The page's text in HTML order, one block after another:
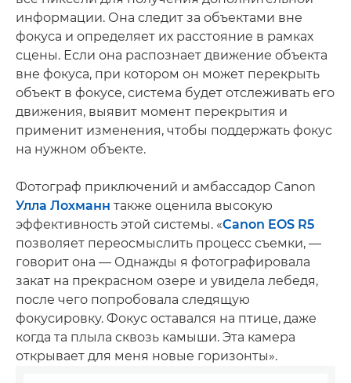
информации. Она следит за объектами вне
фокуса и определяет их расстояние в рамках
сцены. Если она распознает движение объекта
вне фокуса, при котором он может перекрыть
объект в фокусе, система будет отслеживать его
движения, выявит момент перекрытия и
применит изменения, чтобы поддержать фокус
на нужном объекте.
Фотограф приключений и амбассадор Canon
Улла Лохманн также оценила высокую
эффективность этой системы. «Canon EOS R5
позволяет переосмыслить процесс съемки, —
говорит она — Однажды я фотографировала
закат на прекрасном озере и увидела лебедя,
после чего попробовала следящую
фокусировку. Фокус оставался на птице, даже
когда та плыла сквозь камыши. Эта камера
открывает для меня новые горизонты».